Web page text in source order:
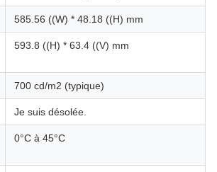
585.56 ((W) * 48.18 ((H) mm
593.8 ((H) * 63.4 ((V) mm
700 cd/m2 (typique)
Je suis désolée.
0°C à 45°C